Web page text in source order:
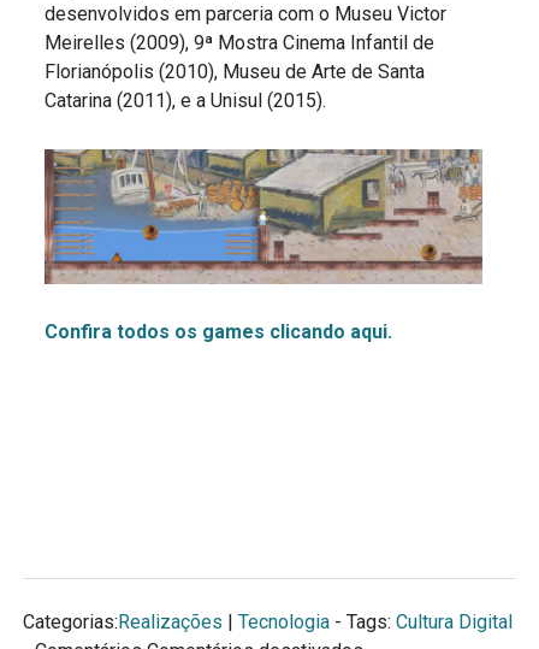
desenvolvidos em parceria com o Museu Victor
Meirelles (2009), 9ª Mostra Cinema Infantil de
Florianópolis (2010), Museu de Arte de Santa
Catarina (2011), e a Unisul (2015).
Confira todos os games clicando aqui.
Categorias:Realizações | Tecnologia- Tags: Cultura Digital